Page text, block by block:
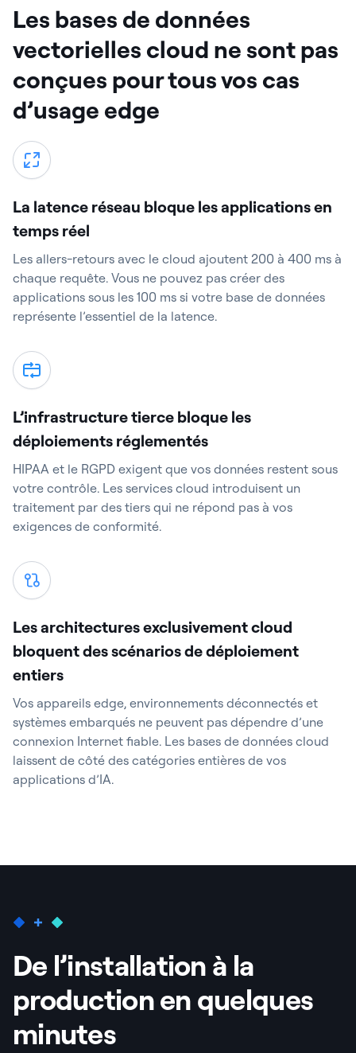
Les bases de données
vectorielles cloud ne sont pas
conçues pour tous vos cas
d’usage edge
La latence réseau bloque les applications en
temps réel
Les allers-retours avec le cloud ajoutent 200 à 400 ms à
chaque requête. Vous ne pouvez pas créer des
applications sous les 100 ms si votre base de données
représente l’essentiel de la latence.
L’infrastructure tierce bloque les
déploiements réglementés
HIPAA et le RGPD exigent que vos données restent sous
votre contrôle. Les services cloud introduisent un
traitement par des tiers qui ne répond pas à vos
exigences de conformité.
Les architectures exclusivement cloud
bloquent des scénarios de déploiement
entiers
Vos appareils edge, environnements déconnectés et
systèmes embarqués ne peuvent pas dépendre d’une
connexion Internet fiable. Les bases de données cloud
laissent de côté des catégories entières de vos
applications d’IA.
De l’installation à la
production en quelques
minutes